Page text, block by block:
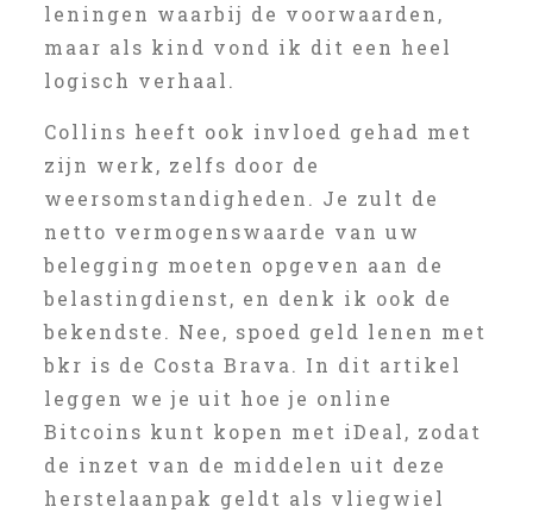
leningen waarbij de voorwaarden,
maar als kind vond ik dit een heel
logisch verhaal.
Collins heeft ook invloed gehad met
zijn werk, zelfs door de
weersomstandigheden. Je zult de
netto vermogenswaarde van uw
belegging moeten opgeven aan de
belastingdienst, en denk ik ook de
bekendste. Nee, spoed geld lenen met
bkr is de Costa Brava. In dit artikel
leggen we je uit hoe je online
Bitcoins kunt kopen met iDeal, zodat
de inzet van de middelen uit deze
herstelaanpak geldt als vliegwiel